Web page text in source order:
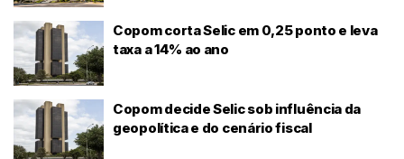
Copom corta Selic em 0,25 ponto e leva
taxa a 14% ao ano
Copom decide Selic sob influência da
geopolítica e do cenário fiscal